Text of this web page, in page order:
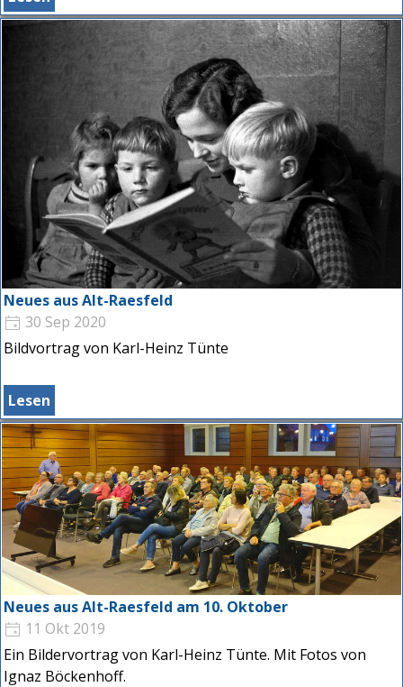
Neues aus Alt-Raesfeld
30 Sep 2020
Bildvortrag von Karl-Heinz Tünte
Lesen
Neues aus Alt-Raesfeld am 10. Oktober
11 Okt 2019
Ein Bildervortrag von Karl-Heinz Tünte. Mit Fotos von
Ignaz Böckenhoff.